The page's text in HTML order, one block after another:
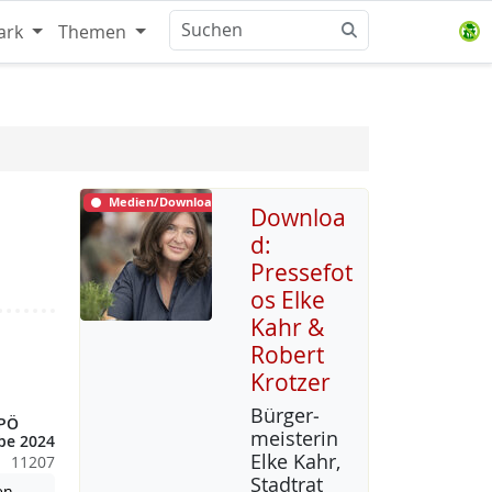
Themen
2024
11207
Medien/Download
Downloa
d:
Pressefot
os Elke
Kahr &
Robert
Krotzer
Bür­ger­
meis­te­rin
El­ke Kahr,
Stadt­rat